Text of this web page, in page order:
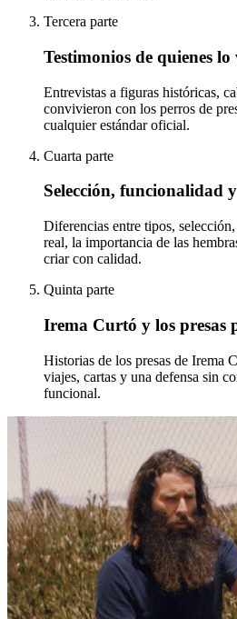
Tercera parte
Testimonios de quienes
Entrevistas a figuras históricas,
convivieron con los perros de
cualquier estándar oficial.
Cuarta parte
Selección, funcionalidad
Diferencias entre tipos,
real, la importancia de las
criar con calidad.
Quinta parte
Irema Curtó y los presas
Historias de los presas de Irema
viajes, cartas y una defensa sin
funcional.